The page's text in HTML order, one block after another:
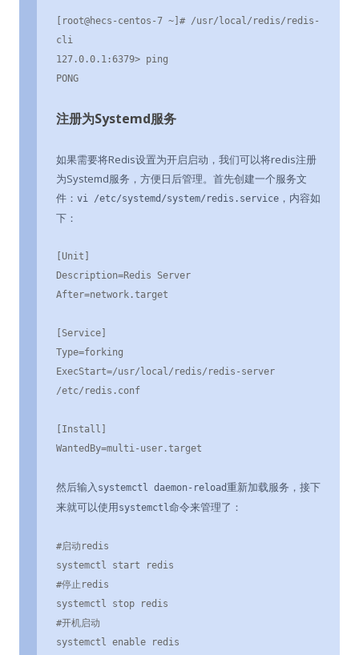
[root@hecs-centos-7 ~]# /usr/local/redis/redis-
cli
127.0.0.1:6379> ping
PONG
注册为Systemd服务
如果需要将Redis设置为开启启动，我们可以将redis注册
为Systemd服务，方便日后管理。首先创建一个服务文
件： vi /etc/systemd/system/redis.service ，内容如
下：
[Unit]
Description=Redis Server
After=network.target
[Service]
Type=forking
ExecStart=/usr/local/redis/redis-server
/etc/redis.conf
[Install]
WantedBy=multi-user.target
然后输入 systemctl daemon-reload重新加载服务，接下
来就可以使用systemctl命令来管理了：
#启动redis
systemctl start redis
#停止redis
systemctl stop redis
#开机启动
systemctl enable redis